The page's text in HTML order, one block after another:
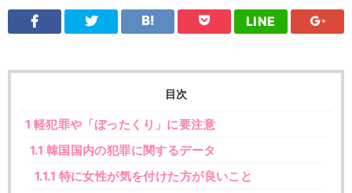
LINE
目次
1 軽犯罪や「ぼったくり」に要注意
1.1 韓国国内の犯罪に関するデータ
1.1.1 特に女性が気を付けた方が良いこと